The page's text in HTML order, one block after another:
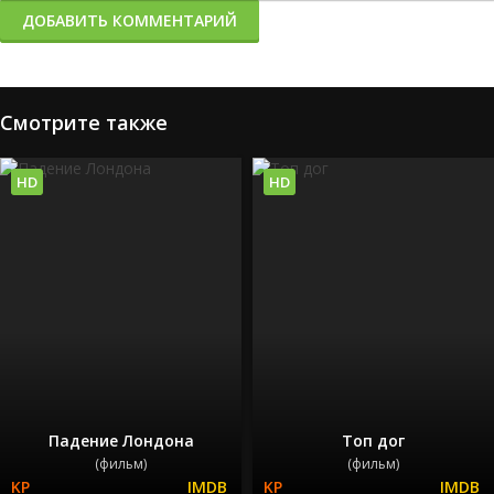
ДОБАВИТЬ КОММЕНТАРИЙ
Смотрите также
Падение Лондона
(фильм)
HD
Топ дог
(фильм)
HD